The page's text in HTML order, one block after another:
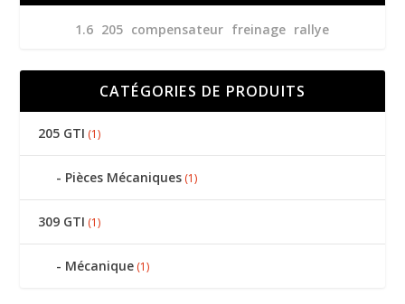
1.6 205 compensateur freinage rallye
CATÉGORIES DE PRODUITS
205 GTI (1)
Pièces Mécaniques (1)
309 GTI (1)
Mécanique (1)